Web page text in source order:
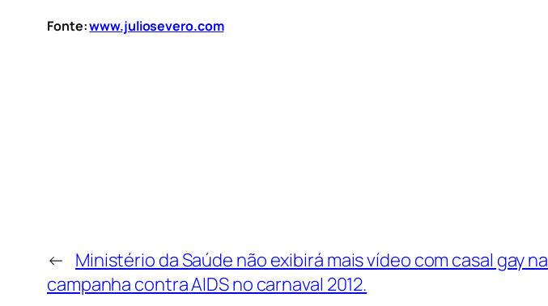
Fonte:www.juliosevero.com
← Ministério da Saúde não exibirá mais vídeo com casal gay na
campanha contra AIDS no carnaval 2012.